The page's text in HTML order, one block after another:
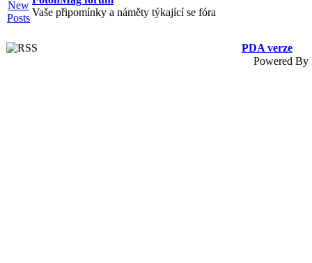
Vaše připomínky a náměty týkající se fóra
PDA verze
Powered By